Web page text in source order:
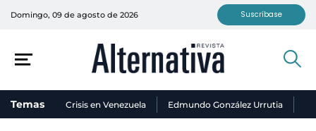
Domingo, 09 de agosto de 2026 Suscríbase
Temas Crisis en Venezuela Edmundo González Urrutia